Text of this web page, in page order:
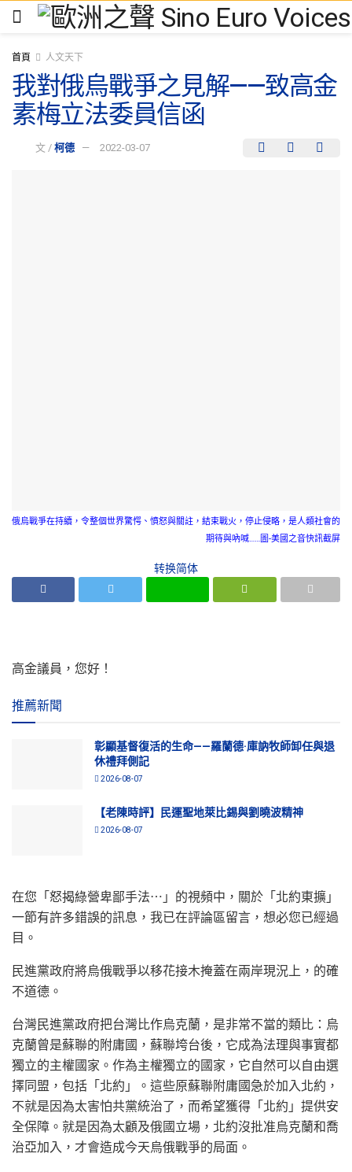
首頁 人文天下
我對俄烏戰爭之見解——致高金
素梅立法委員信函
文 / 柯德 2022-03-07
俄烏戰爭在持續，令整個世界驚愕、憤怒與關註，結束戰火，停止侵略，是人類社會的
期待與吶喊……圖-美國之音快訊截屏
转换简体
高金議員，您好！
推薦新聞
彰顯基督復活的生命——羅蘭德·庫訥牧師卸任與退
休禮拜側記
2026-08-07
【老陳時評】民運聖地萊比錫與劉曉波精神
2026-08-07
在您「怒揭綠營卑鄙手法⋯」的視頻中，關於「北約東擴」
一節有許多錯誤的訊息，我已在評論區留言，想必您已經過
目。
民進黨政府將烏俄戰爭以移花接木掩蓋在兩岸現況上，的確
不道德。
台灣民進黨政府把台灣比作烏克蘭，是非常不當的類比：烏
克蘭曾是蘇聯的附庸國，蘇聯垮台後，它成為法理與事實都
獨立的主權國家。作為主權獨立的國家，它自然可以自由選
擇同盟，包括「北約」。這些原蘇聯附庸國急於加入北約，
不就是因為太害怕共黨統治了，而希望獲得「北約」提供安
全保障。就是因為太顧及俄國立場，北約沒批准烏克蘭和喬
治亞加入，才會造成今天烏俄戰爭的局面。